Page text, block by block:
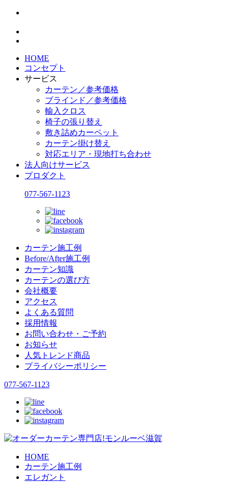
HOME
コンセプト
サービス
カーテン／参考価格
ブラインド／参考価格
輸入クロス
椅子の張り替え
敷き詰めカーペット
カーテン掛け替え
対応エリア・現地打ち合わせ
法人向けサービス
プロダクト
077-567-1123
カーテン施工例
Before/After施工例
カーテン知識
カーテンの選び方
会社概要
アクセス
よくある質問
採用情報
お問い合わせ・ご予約
お知らせ
人気トレンド商品
プライバシーポリシー
077-567-1123
HOME
カーテン施工例
エレガント